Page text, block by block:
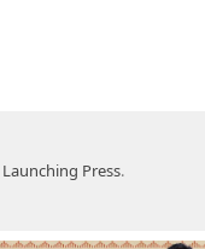
Launching Press.